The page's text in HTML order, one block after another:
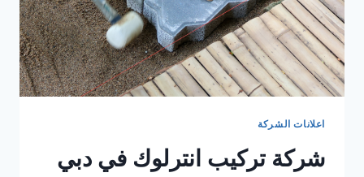
اعلانات الشركة
شركة تركيب انترلوك في دبي